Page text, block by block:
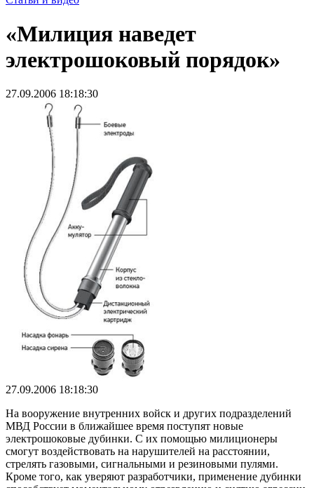
«Милиция наведет
электрошоковый порядок»
27.09.2006 18:18:30
27.09.2006 18:18:30
На вооружение внутренних войск и других подразделений
МВД России в ближайшее время поступят новые
электрошоковые дубинки. С их помощью милиционеры
смогут воздействовать на нарушителей на расстоянии,
стрелять газовыми, сигнальными и резиновыми пулями.
Кроме того, как уверяют разработчики, применение дубинки